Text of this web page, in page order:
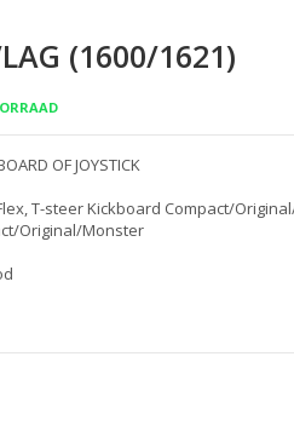
(1600/1621)
OF JOYSTICK
T-steer Kickboard Compact/
Original/Monster